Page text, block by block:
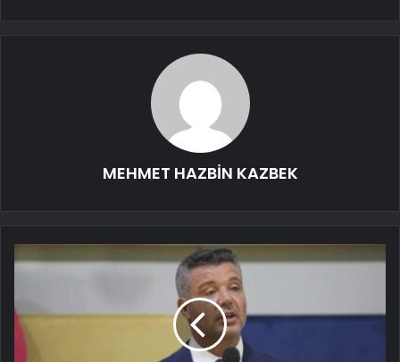
MEHMET HAZBİN KAZBEK